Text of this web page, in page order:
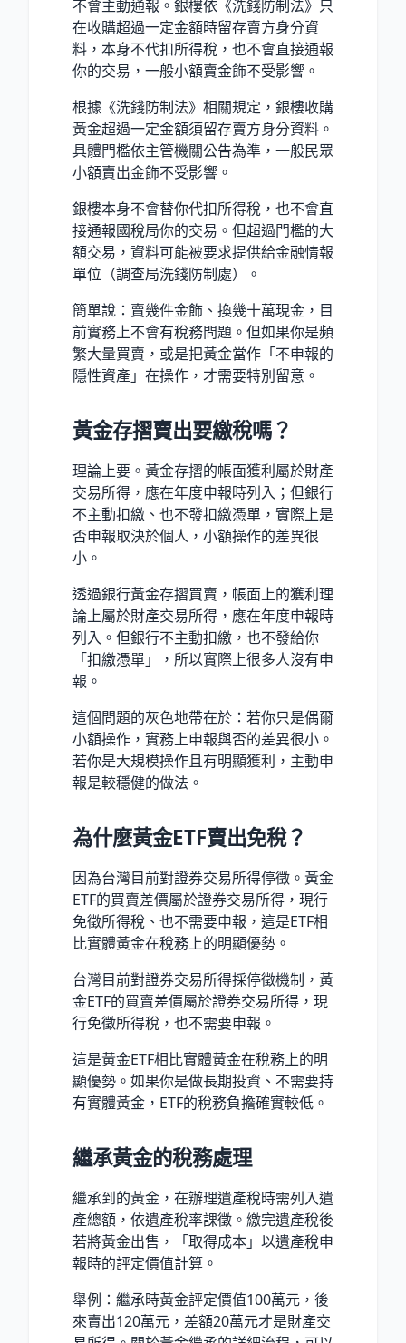
不會主動通報。銀樓依《洗錢防制法》只
在收購超過一定金額時留存賣方身分資
料，本身不代扣所得稅，也不會直接通報
你的交易，一般小額賣金飾不受影響。
根據《洗錢防制法》相關規定，銀樓收購
黃金超過一定金額須留存賣方身分資料。
具體門檻依主管機關公告為準，一般民眾
小額賣出金飾不受影響。
銀樓本身不會替你代扣所得稅，也不會直
接通報國稅局你的交易。但超過門檻的大
額交易，資料可能被要求提供給金融情報
單位（調查局洗錢防制處）。
簡單說：賣幾件金飾、換幾十萬現金，目
前實務上不會有稅務問題。但如果你是頻
繁大量買賣，或是把黃金當作「不申報的
隱性資產」在操作，才需要特別留意。
黃金存摺賣出要繳稅嗎？
理論上要。黃金存摺的帳面獲利屬於財產
交易所得，應在年度申報時列入；但銀行
不主動扣繳、也不發扣繳憑單，實際上是
否申報取決於個人，小額操作的差異很
小。
透過銀行黃金存摺買賣，帳面上的獲利理
論上屬於財產交易所得，應在年度申報時
列入。但銀行不主動扣繳，也不發給你
「扣繳憑單」，所以實際上很多人沒有申
報。
這個問題的灰色地帶在於：若你只是偶爾
小額操作，實務上申報與否的差異很小。
若你是大規模操作且有明顯獲利，主動申
報是較穩健的做法。
為什麼黃金ETF賣出免稅？
因為台灣目前對證券交易所得停徵。黃金
ETF的買賣差價屬於證券交易所得，現行
免徵所得稅、也不需要申報，這是ETF相
比實體黃金在稅務上的明顯優勢。
台灣目前對證券交易所得採停徵機制，黃
金ETF的買賣差價屬於證券交易所得，現
行免徵所得稅，也不需要申報。
這是黃金ETF相比實體黃金在稅務上的明
顯優勢。如果你是做長期投資、不需要持
有實體黃金，ETF的稅務負擔確實較低。
繼承黃金的稅務處理
繼承到的黃金，在辦理遺產稅時需列入遺
產總額，依遺產稅率課徵。繳完遺產稅後
若將黃金出售，「取得成本」以遺產稅申
報時的評定價值計算。
舉例：繼承時黃金評定價值100萬元，後
來賣出120萬元，差額20萬元才是財產交